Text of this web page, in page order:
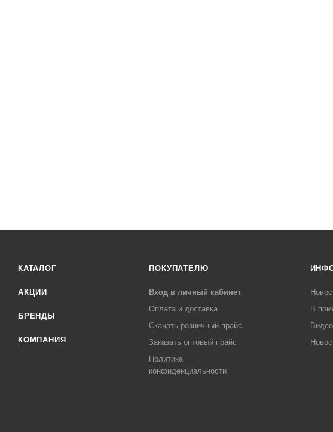
КАТАЛОГ
АКЦИИ
БРЕНДЫ
КОМПАНИЯ
ПОКУПАТЕЛЮ
Вход в личный кабинет
Оплата и доставка
Скачать розничный прайс
Заказать оптовый прайс
Политика
конфиденциальности
В